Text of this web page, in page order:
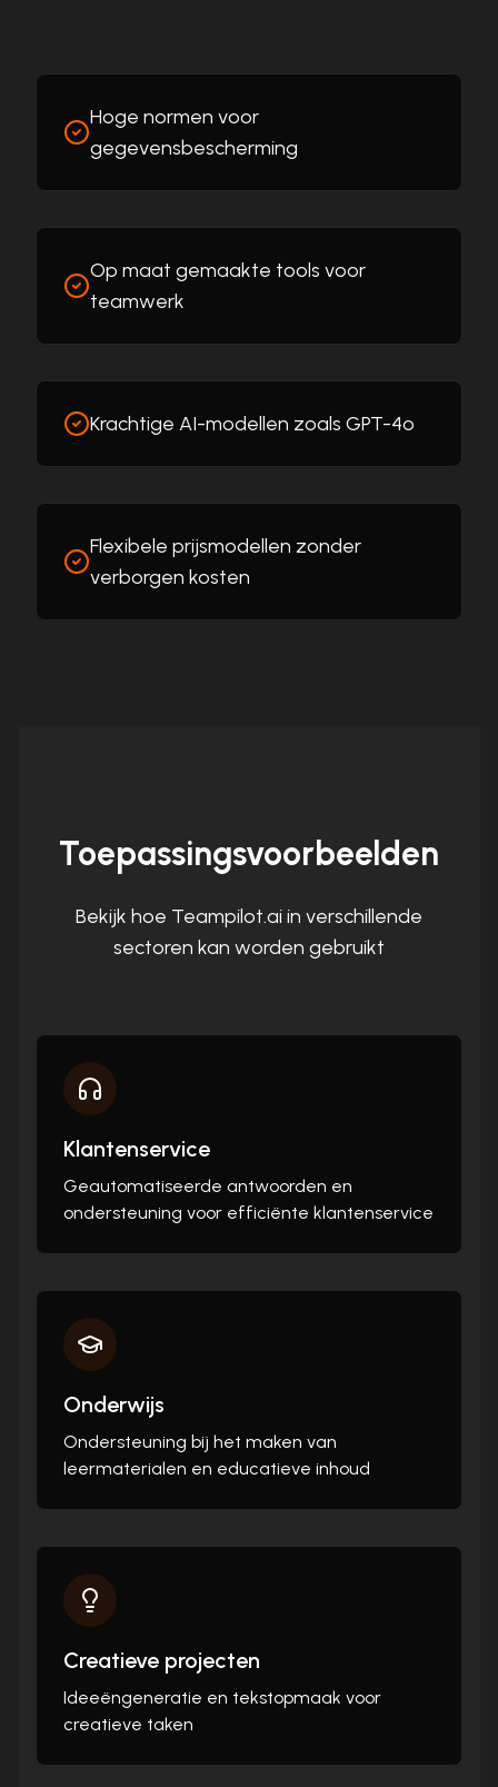
Hoge normen voor
gegevensbescherming
Op maat gemaakte tools voor
teamwerk
Krachtige AI-modellen zoals GPT-4o
Flexibele prijsmodellen zonder
verborgen kosten
Toepassingsvoorbeelden
Bekijk hoe Teampilot.ai in verschillende
sectoren kan worden gebruikt
Klantenservice
Geautomatiseerde antwoorden en
ondersteuning voor efficiënte klantenservice
Onderwijs
Ondersteuning bij het maken van
leermaterialen en educatieve inhoud
Creatieve projecten
Ideeëngeneratie en tekstopmaak voor
creatieve taken